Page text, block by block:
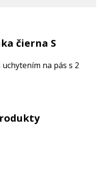
čierna S
na pás s 2